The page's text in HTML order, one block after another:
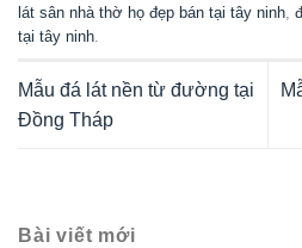
lát sân nhà thờ họ đẹp bán tại tây ninh,
tại tây ninh.
Mẫu đá lát nền từ đường tại
Đồng Tháp
Bài viết mới